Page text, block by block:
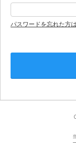
パスワードを忘れた方